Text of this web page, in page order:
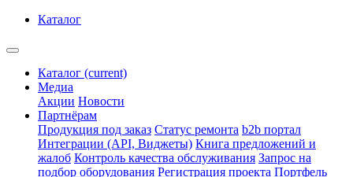
Каталог
Каталог (current)
Медиа
Акции Новости
Партнёрам
Продукция под заказ Статус ремонта b2b портал
Интеграции (API, Виджеты) Книга предложений и
жалоб Контроль качества обслуживания Запрос на
подбор оборудования Регистрация проекта Портфель